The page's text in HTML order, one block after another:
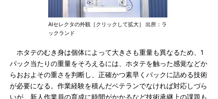
AIセレクタの外観［クリックして拡大］ 出所：ラ
ックランド
ホタテのむき身は個体によって大きさも重量も異なるため、1
パック当たりの重量をそろえるには、ホタテを触った感覚などか
らおおよその重さを判断し、正確かつ素早くパックに詰める技術
が必要になる。作業経験を積んだベテランでなければ対応しづら
いが、新人作業員の育成に時間がかかるなど技術承継上の課題も